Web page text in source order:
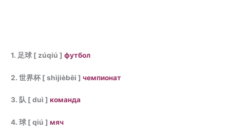
1. 足球 [ zúqiú ]футбол
2. 世界杯 [ shìjièbēi ]чемпионат
3. 队 [ duì ]команда
4. 球 [ qiú ]мяч